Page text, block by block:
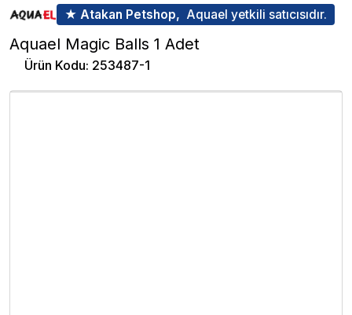
★ Atakan Petshop, Aquael yetkili satıcısıdır.
Aquael Magic Balls 1 Adet
Ürün Kodu: 253487-1